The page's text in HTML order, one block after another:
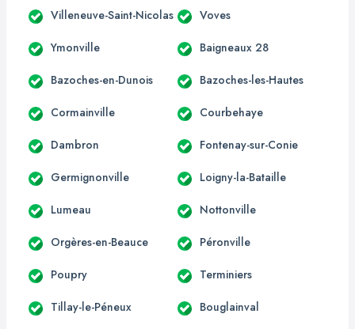
Villeneuve-Saint-Nicolas Voves
Ymonville Baigneaux 28
Bazoches-en-Dunois Bazoches-les-Hautes
Cormainville Courbehaye
Dambron Fontenay-sur-Conie
Germignonville Loigny-la-Bataille
Lumeau Nottonville
Orgères-en-Beauce Péronville
Poupry Terminiers
Tillay-le-Péneux Bouglainval